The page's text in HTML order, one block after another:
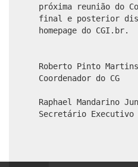
próxima reunião do
final e posterior
homepage do CGI.br.
Roberto Pinto Martins
Coordenador do CG
Raphael Mandarino
Secretário Executivo